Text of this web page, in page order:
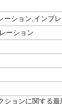
ーション,インプ
ーション
ションに関する